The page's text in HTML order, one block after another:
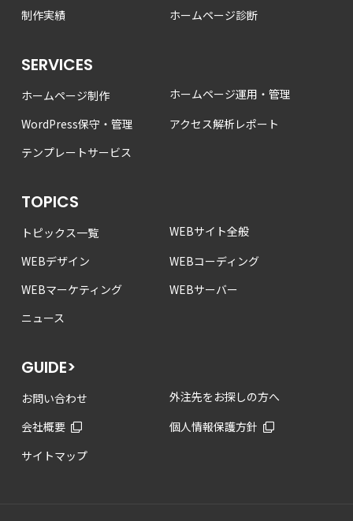
制作実績
ホームページ診断
SERVICES
ホームページ制作
ホームページ運用・管理
WordPress保守・管理
アクセス解析レポート
テンプレートサービス
TOPICS
トピックス一覧
WEBサイト全般
WEBデザイン
WEBコーディング
WEBマーケティング
WEBサーバー
ニュース
GUIDE>
お問い合わせ
外注先をお探しの方へ
会社概要
個人情報保護方針
サイトマップ